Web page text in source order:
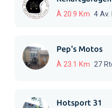
À 20.9 Km 4 Av.
Pep's Motos
À 23.1 Km 27
Hotsport 31